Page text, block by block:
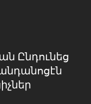
Ընդունեց